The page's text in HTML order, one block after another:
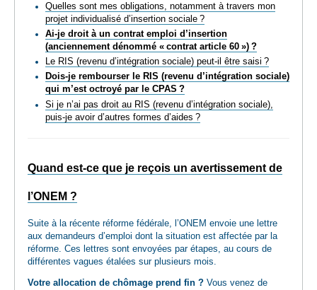
Quelles sont mes obligations, notamment à travers mon
projet individualisé d’insertion sociale ?
Ai-je droit à un contrat emploi d’insertion
(anciennement dénommé « contrat article 60 ») ?
Le RIS (revenu d’intégration sociale) peut-il être saisi ?
Dois-je rembourser le RIS (revenu d’intégration sociale)
qui m’est octroyé par le CPAS ?
Si je n’ai pas droit au RIS (revenu d’intégration sociale),
puis-je avoir d’autres formes d’aides ?
Quand est-ce que je reçois un avertissement de
l’ONEM ?
Suite à la récente réforme fédérale, l’ONEM envoie une lettre
aux demandeurs d’emploi dont la situation est affectée par la
réforme. Ces lettres sont envoyées par étapes, au cours de
différentes vagues étalées sur plusieurs mois.
Votre allocation de chômage prend fin ?Vous venez de